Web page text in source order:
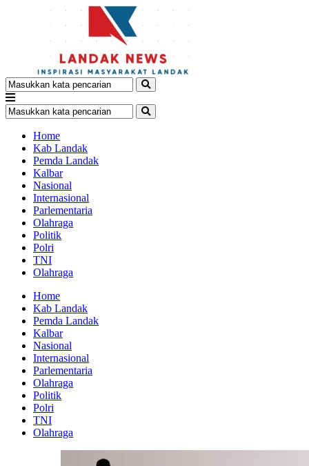
Home
Kab Landak
Pemda Landak
Kalbar
Nasional
Internasional
Parlementaria
Olahraga
Politik
Polri
TNI
Olahraga
Home
Kab Landak
Pemda Landak
Kalbar
Nasional
Internasional
Parlementaria
Olahraga
Politik
Polri
TNI
Olahraga